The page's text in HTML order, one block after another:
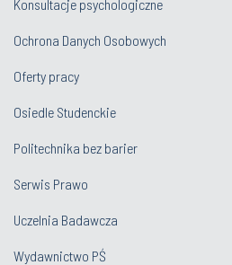
Konsultacje psychologiczne
Ochrona Danych Osobowych
Oferty pracy
Osiedle Studenckie
Politechnika bez barier
Serwis Prawo
Uczelnia Badawcza
Wydawnictwo PŚ